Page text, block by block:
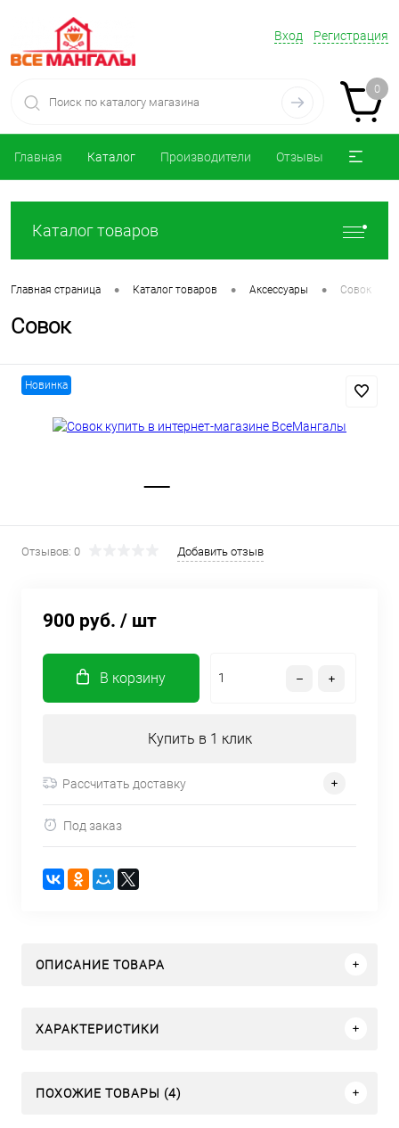
Вход Регистрация
0
Главная Каталог Производители Отзывы
Каталог товаров
Главная страница • Каталог товаров • Аксессуары • Совок
Совок
Новинка
Отзывов: 0 Добавить отзыв
900 руб. / шт
В корзину
Купить в 1 клик
Рассчитать доставку
Под заказ
ОПИСАНИЕ ТОВАРА
ХАРАКТЕРИСТИКИ
ПОХОЖИЕ ТОВАРЫ (4)